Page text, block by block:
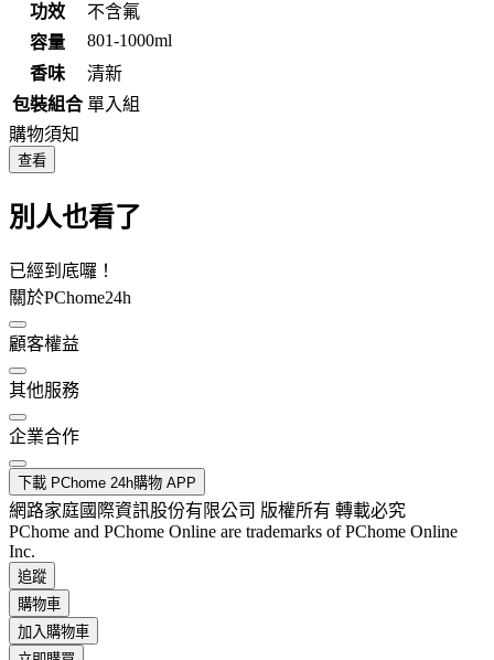
功效
不含氟
容量
801-1000ml
香味
清新
包裝組合 單入組
購物須知
查看
別人也看了
已經到底囉！
關於PChome24h
顧客權益
其他服務
企業合作
下載 PChome 24h購物 APP
網路家庭國際資訊股份有限公司 版權所有 轉載必究
PChome and PChome Online are trademarks of PChome Online
Inc.
追蹤
購物車
加入購物車